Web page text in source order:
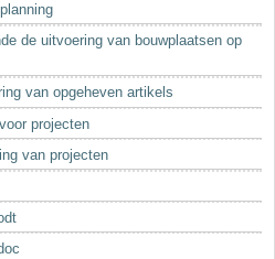
de uitvoering van bouwplaatsen op
van opgeheven artikels
projecten
van projecten